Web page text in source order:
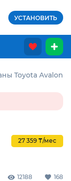
УСТАНОВИТЬ
Toyota Avalon
27 359 ₸/мес
12188 168